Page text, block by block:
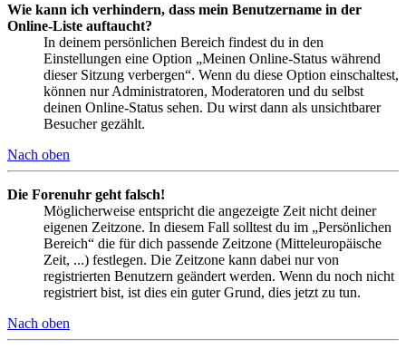
Wie kann ich verhindern, dass mein Benutzername in der
Online-Liste auftaucht?
In deinem persönlichen Bereich findest du in den
Einstellungen eine Option „Meinen Online-Status während
dieser Sitzung verbergen“. Wenn du diese Option einschaltest,
können nur Administratoren, Moderatoren und du selbst
deinen Online-Status sehen. Du wirst dann als unsichtbarer
Besucher gezählt.
Nach oben
Die Forenuhr geht falsch!
Möglicherweise entspricht die angezeigte Zeit nicht deiner
eigenen Zeitzone. In diesem Fall solltest du im „Persönlichen
Bereich“ die für dich passende Zeitzone (Mitteleuropäische
Zeit, ...) festlegen. Die Zeitzone kann dabei nur von
registrierten Benutzern geändert werden. Wenn du noch nicht
registriert bist, ist dies ein guter Grund, dies jetzt zu tun.
Nach oben